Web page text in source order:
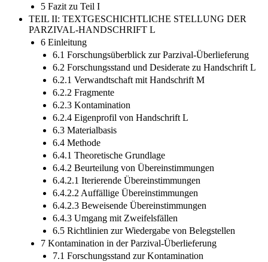
5 Fazit zu Teil I
TEIL II: TEXTGESCHICHTLICHE STELLUNG DER
PARZIVAL-HANDSCHRIFT L
6 Einleitung
6.1 Forschungsüberblick zur Parzival-Überlieferung
6.2 Forschungsstand und Desiderate zu Handschrift L
6.2.1 Verwandtschaft mit Handschrift M
6.2.2 Fragmente
6.2.3 Kontamination
6.2.4 Eigenprofil von Handschrift L
6.3 Materialbasis
6.4 Methode
6.4.1 Theoretische Grundlage
6.4.2 Beurteilung von Übereinstimmungen
6.4.2.1 Iterierende Übereinstimmungen
6.4.2.2 Auffällige Übereinstimmungen
6.4.2.3 Beweisende Übereinstimmungen
6.4.3 Umgang mit Zweifelsfällen
6.5 Richtlinien zur Wiedergabe von Belegstellen
7 Kontamination in der Parzival-Überlieferung
7.1 Forschungsstand zur Kontamination